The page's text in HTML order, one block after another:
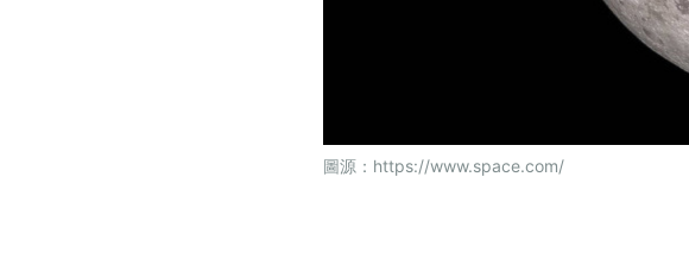
圖源： https://www.space.com/